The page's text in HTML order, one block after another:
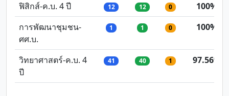
ฟิสิกส์-ค.บ. 4 ปี 12 12 0
100%
การพัฒนาชุมชน-
ศศ.บ.
1 1 0 100%
วิทยาศาสตร์-ค.บ. 4
ปี
41 40 1 97.56%